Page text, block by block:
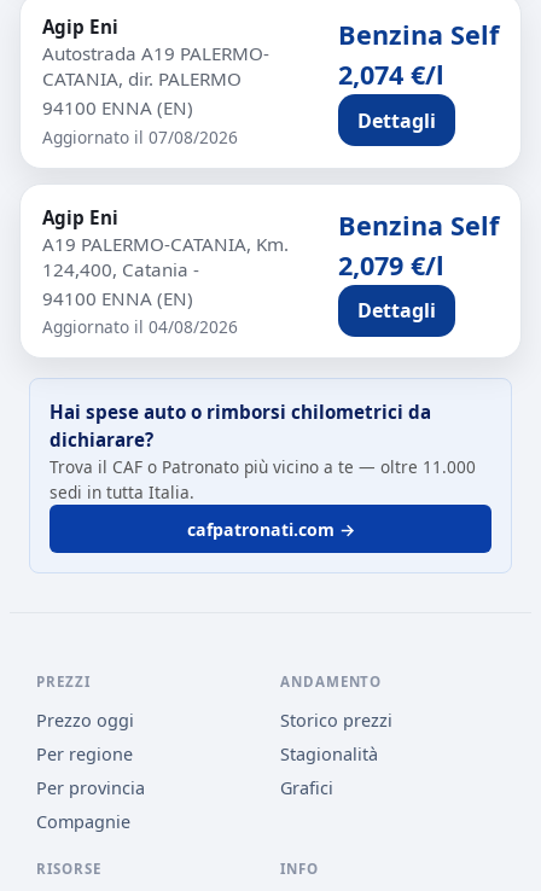
Agip Eni
Autostrada A19 PALERMO-
CATANIA, dir. PALERMO
94100 ENNA (EN)
Aggiornato il 07/08/2026
Benzina Self
2,074 €/l
Dettagli
Agip Eni
A19 PALERMO-CATANIA, Km.
124,400, Catania -
94100 ENNA (EN)
Aggiornato il 04/08/2026
Benzina Self
2,079 €/l
Dettagli
Hai spese auto o rimborsi chilometrici da
dichiarare?
Trova il CAF o Patronato più vicino a te — oltre 11.000
sedi in tutta Italia.
cafpatronati.com →
PREZZI
Prezzo oggi
Per regione
Per provincia
Compagnie
ANDAMENTO
Storico prezzi
Stagionalità
Grafici
RISORSE INFO